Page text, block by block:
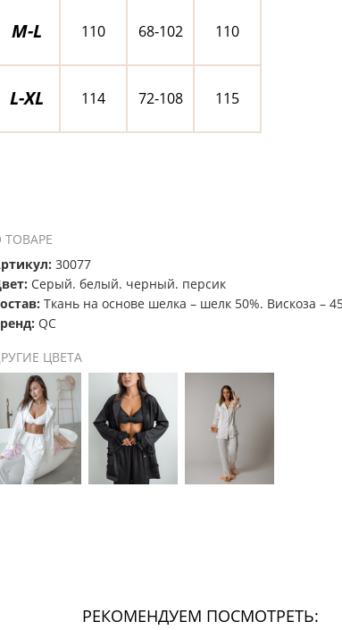
M-L 110 68-102 110
L-XL 114 72-108 115
ТОВАРЕ
30077
Серый. белый. черный. персик
Ткань на основе шелка – шелк 50%. Вискоза –
QC
ЦВЕТА
РЕКОМЕНДУЕМ ПОСМОТРЕТЬ: